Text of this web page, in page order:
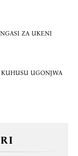
ZA UKENI
KUHUSU UGONJWA